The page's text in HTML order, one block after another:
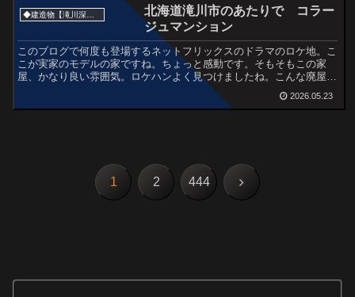
◆建造物【滝川深川歌志内赤平】
北海道滝川市のあたりで コラー
ジュマンション
このブログで何度も登場するネットフリックスのドラマのロケ地。こ
こが実家のモデルの家ですね。ちょっと感動です。そもそもこの家
屋、かなり良い雰囲気。ロケハンよく見つけましたね。こんな廃屋も
発見。手を入れれば相当良い雰囲気だけど、かなり劣化してそ...
2026.05.23
1 2 444 次